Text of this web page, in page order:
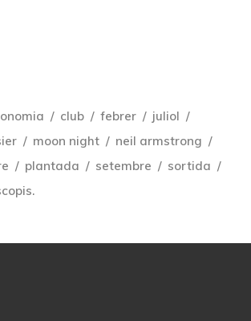
club febrer
juliol
moon night
neil armstrong
plantada setembre
sortida